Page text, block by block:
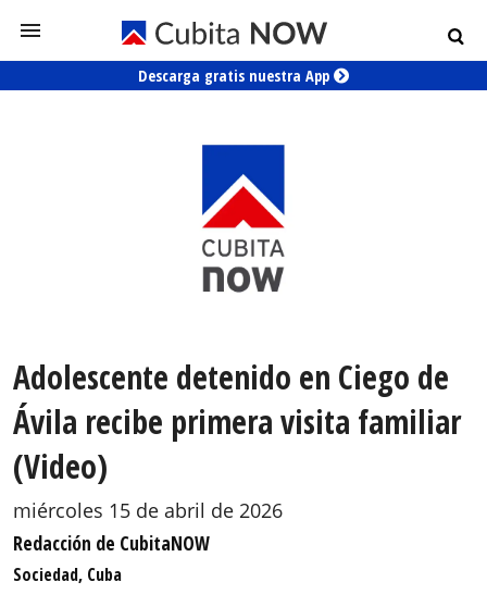
Descarga gratis nuestra App
Adolescente detenido en Ciego de
Ávila recibe primera visita familiar
(Video)
miércoles 15 de abril de 2026
Redacción de CubitaNOW
Sociedad, Cuba